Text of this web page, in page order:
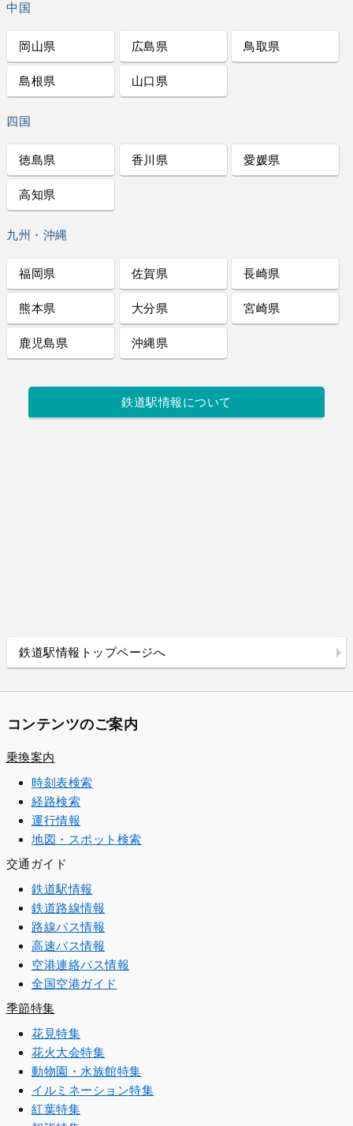
中国
岡山県 広島県 鳥取県
島根県 山口県
四国
徳島県 香川県 愛媛県
高知県
九州・沖縄
福岡県 佐賀県 長崎県
熊本県 大分県 宮崎県
鹿児島県 沖縄県
鉄道駅情報について
鉄道駅情報トップページへ
コンテンツのご案内
乗換案内
時刻表検索
経路検索
運行情報
地図・スポット検索
交通ガイド
鉄道駅情報
鉄道路線情報
路線バス情報
高速バス情報
空港連絡バス情報
全国空港ガイド
季節特集
花見特集
花火大会特集
動物園・水族館特集
イルミネーション特集
紅葉特集